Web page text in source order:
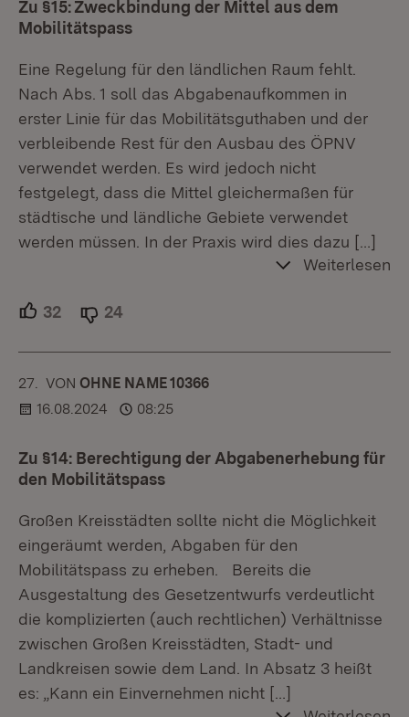
Zu §15: Zweckbindung der Mittel aus dem
Mobilitätspass
Eine Regelung für den ländlichen Raum fehlt.
Nach Abs. 1 soll das Abgabenaufkommen in
erster Linie für das Mobilitätsguthaben und der
verbleibende Rest für den Ausbau des ÖPNV
verwendet werden. Es wird jedoch nicht
festgelegt, dass die Mittel gleichermaßen für
städtische und ländliche Gebiete verwendet
werden müssen. In der Praxis wird dies dazu […]
Weiterlesen
32 Unterstützer.
24
27. KOMMENTAR
VON :OHNE NAME 10366
16.08.2024
08:25
Zu §14: Berechtigung der Abgabenerhebung für
den Mobilitätspass
Großen Kreisstädten sollte nicht die Möglichkeit
eingeräumt werden, Abgaben für den
Mobilitätspass zu erheben. Bereits die
Ausgestaltung des Gesetzentwurfs verdeutlicht
die komplizierten (auch rechtlichen) Verhältnisse
zwischen Großen Kreisstädten, Stadt- und
Landkreisen sowie dem Land. In Absatz 3 heißt
es: „Kann ein Einvernehmen nicht […]